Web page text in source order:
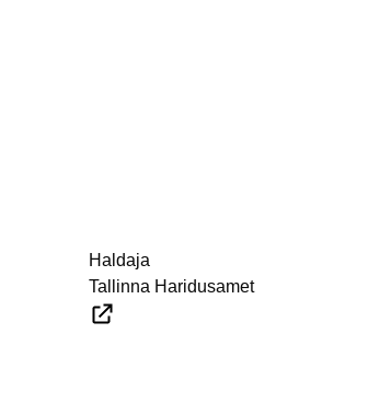
Haldaja
Tallinna Haridusamet